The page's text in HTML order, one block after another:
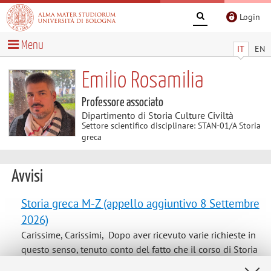
Login
IT EN
Menu
Emilio Rosamilia
Professore associato
Dipartimento di Storia Culture Civiltà
Settore scientifico disciplinare: STAN-01/A Storia
greca
Avvisi
Storia greca M-Z (appello aggiuntivo 8 Settembre
2026)
Carissime, Carissimi, Dopo aver ricevuto varie richieste in
questo senso, tenuto conto del fatto che il corso di Storia